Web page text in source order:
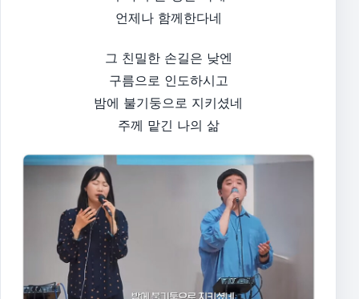
언제나 함께한다네
그 친밀한 손길은 낮엔
구름으로 인도하시고
밤에 불기둥으로 지키셨네
주께 맡긴 나의 삶